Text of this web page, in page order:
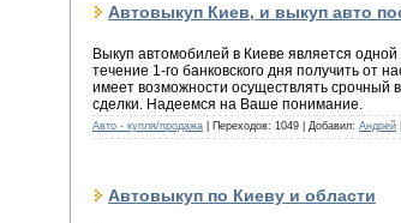
Автовыкуп Киев, и выкуп авто
Выкуп автомобилей в Киеве является
течение 1-го банковского дня получить
имеет возможности осуществлять срочный
сделки. Надеемся на Ваше понимание.
Авто - купля/продажа | Переходов: 1049 | Добавил: Андрей
Автовыкуп по Киеву и области